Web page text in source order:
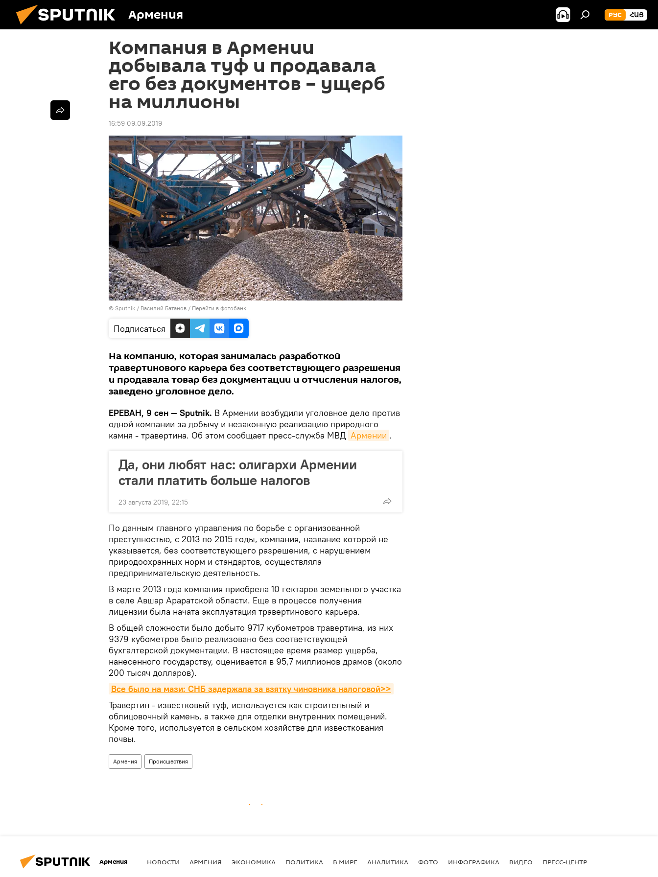
Армения РУС ՀԱՅ
Компания в Армении
добывала туф и продавала
его без документов – ущерб
на миллионы
16:59 09.09.2019
© Sputnik / Василий Батанов / Перейти в фотобанк
Подписаться
На компанию, которая занималась разработкой
травертинового карьера без соответствующего разрешения
и продавала товар без документации и отчисления налогов,
заведено уголовное дело.
ЕРЕВАН, 9 сен — Sputnik. В Армении возбудили уголовное дело против
одной компании за добычу и незаконную реализацию природного
камня - травертина. Об этом сообщает пресс-служба МВД Армении .
Да, они любят нас: олигархи Армении
стали платить больше налогов
23 августа 2019, 22:15
По данным главного управления по борьбе с организованной
преступностью, с 2013 по 2015 годы, компания, название которой не
указывается, без соответствующего разрешения, с нарушением
природоохранных норм и стандартов, осуществляла
предпринимательскую деятельность.
В марте 2013 года компания приобрела 10 гектаров земельного участка
в селе Авшар Араратской области. Еще в процессе получения
лицензии была начата эксплуатация травертинового карьера.
В общей сложности было добыто 9717 кубометров травертина, из них
9379 кубометров было реализовано без соответствующей
бухгалтерской документации. В настоящее время размер ущерба,
нанесенного государству, оценивается в 95,7 миллионов драмов (около
200 тысяч долларов).
Все было на мази: СНБ задержала за взятку чиновника налоговой>>
Травертин - известковый туф, используется как строительный и
облицовочный камень, а также для отделки внутренних помещений.
Кроме того, используется в сельском хозяйстве для известкования
почвы.
Армения Происшествия
Армения НОВОСТИ АРМЕНИЯ ЭКОНОМИКА ПОЛИТИКА В МИРЕ АНАЛИТИКА ФОТО ИНФОГРАФИКА ВИДЕО ПРЕСС-ЦЕНТР